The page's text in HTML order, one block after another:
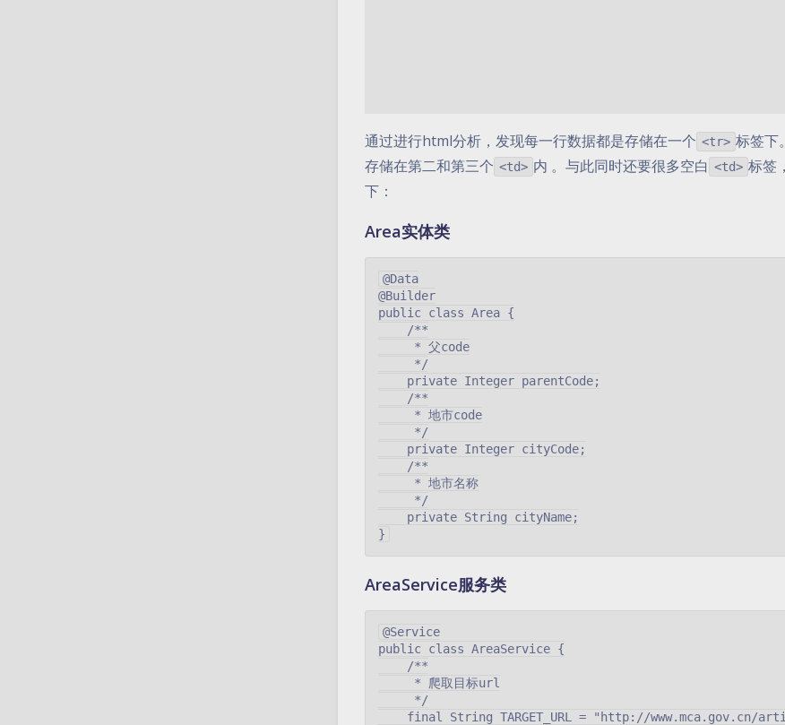
通过进行html分析，发现每一行数据都是存储在一个 <tr> 标签下
存储在第二和第三个 <td> 内 。与此同时还要很多空白 <td> 标签
下：
Area实体类
@Data
@Builder
public class Area {
    /**
     * 父code
     */
    private Integer parentCode;
    /**
     * 地市code
     */
    private Integer cityCode;
    /**
     * 地市名称
     */
    private String cityName;
AreaService服务类
@Service
public class AreaService {
    /**
     * 爬取目标url
     */
final String TARGET_URL = "http://www.mca.gov.cn/